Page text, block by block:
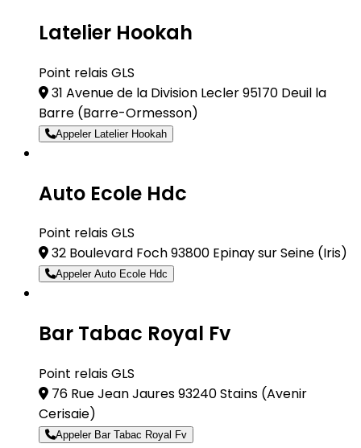
Latelier Hookah
Point relais GLS
31 Avenue de la Division Lecler 95170 Deuil la
Barre (Barre-Ormesson)
Appeler Latelier Hookah
Auto Ecole Hdc
Point relais GLS
32 Boulevard Foch 93800 Epinay sur Seine (Iris)
Appeler Auto Ecole Hdc
Bar Tabac Royal Fv
Point relais GLS
76 Rue Jean Jaures 93240 Stains (Avenir
Cerisaie)
Appeler Bar Tabac Royal Fv